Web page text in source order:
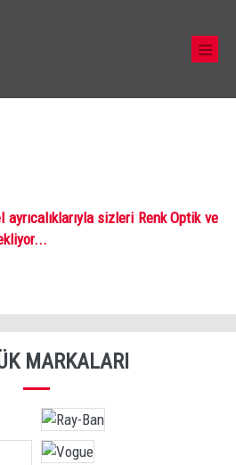
sizleri Renk Optik ve
MARKALARI